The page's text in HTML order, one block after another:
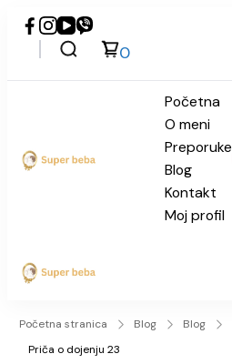
0
Super beba
Početna
O meni
Preporuke
Blog
Kontakt
Moj profil
Početna stranica Blog Blog
Priča o dojenju 23